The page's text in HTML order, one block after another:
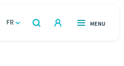
FR
OUVERT
RECHERCHER
OUVERT
MENU